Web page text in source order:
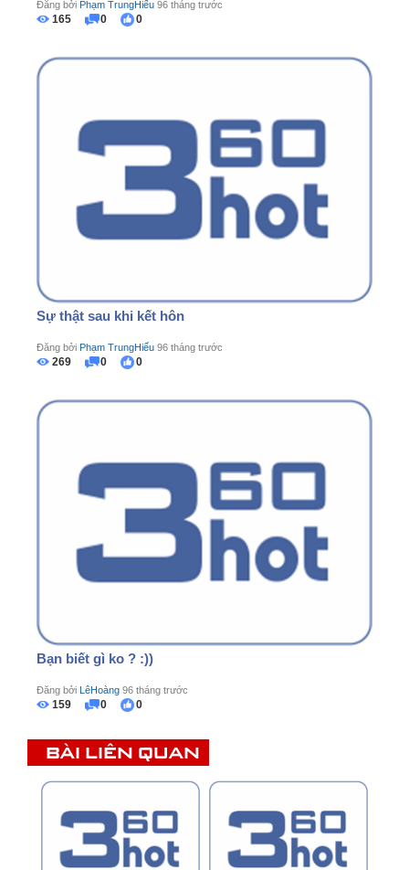
Đăng bởi Phạm TrungHiếu 96 tháng trước
165 0 0
Sự thật sau khi kết hôn
Đăng bởi Phạm TrungHiếu 96 tháng trước
269 0 0
Bạn biết gì ko ? :))
Đăng bởi LêHoàng 96 tháng trước
159 0 0
BÀI LIÊN QUAN